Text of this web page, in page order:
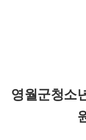
영월군청소